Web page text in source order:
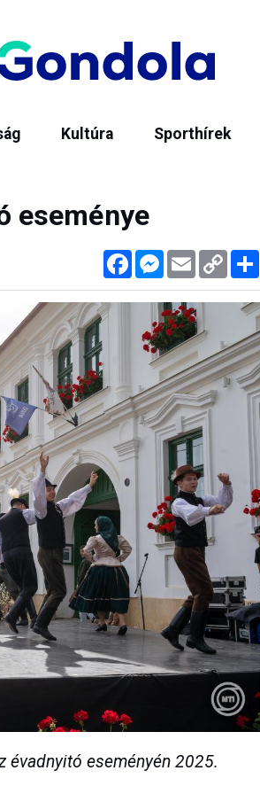
Kultúra Sporthírek
eseménye
FacebookMessenger
Email Copy
Link
évadnyitó eseményén 2025.